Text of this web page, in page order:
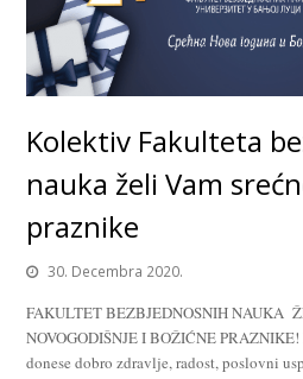
Kolektiv Fakulteta
nauka želi Vam
praznike
30. Decembra 2020.
FAKULTET BEZBJEDNOSNIH NAUKA
NOVOGODIŠNJE I BOŽIĆNE
donese dobro zdravlje, radost, poslovni